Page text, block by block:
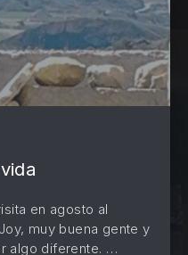
en agosto al
muy buena gente y
algo diferente. …